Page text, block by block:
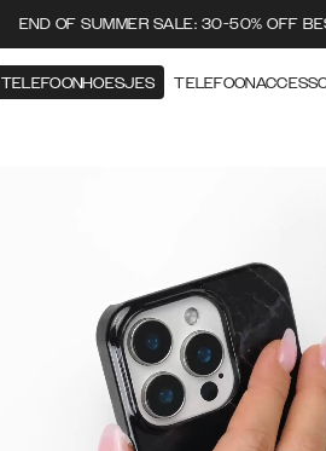
END OF SUMMER SALE: 30-50% OFF
TELEFOONHOESJES